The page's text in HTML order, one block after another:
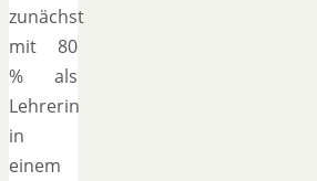
zunächst
mit 80
% als
Lehrerin
in
einem